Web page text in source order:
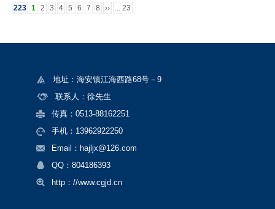
223 1 2 3 4 5 6 7 8 ›› ... 23
地址：海安镇江海西路68号－9
联系人：徐先生
传真：0513-88162251
手机：13962922250
Email：hajljx@126.com
QQ：804186393
http：//www.cgjd.cn